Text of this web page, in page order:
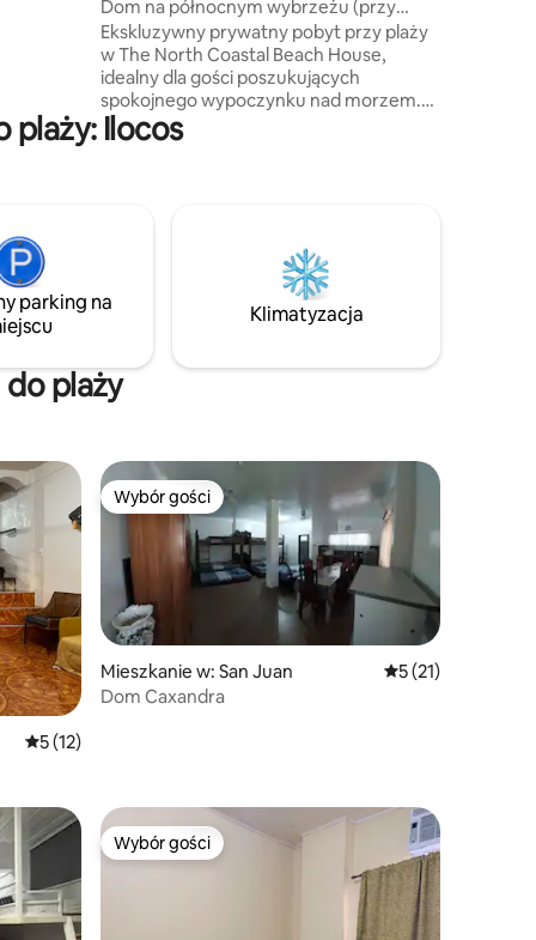
Dom na północnym wybrzeżu (przy
plaży) – Ilocos Sur
Ekskluzywny prywatny pobyt przy plaży
w The North Coastal Beach House,
idealny dla gości poszukujących
spokojnego wypoczynku nad morzem.
W domu znajdują się: • Ekskluzywny
prywatny dostęp do plaży • Kuchnia na
w pobliżu: kajakarstwo, narty wodne,
zjeżdżalnia linowa i przejażdżki łodzią
bananową | Santiago Cove Beach | Vitalis
Villa (Santorini of the North) | 40 min od
plaży: Ilocos
parking na
Klimatyzacja
plaży
Średnia ocena: 5 na 5, liczba recenzji: 12
5 (12)
Wybór gości
Wybór gości
Mieszkanie w: San Juan Średnia ocena: 5
5 (21)
Dom Caxandra
Wybór gości
Wybór gości